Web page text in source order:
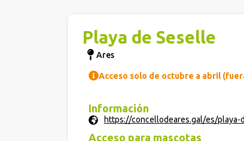
Playa de Seselle
Ares
Acceso solo de octubre a abril
Información
https://concellodeares.gal/es/playa-
Acceso para mascotas